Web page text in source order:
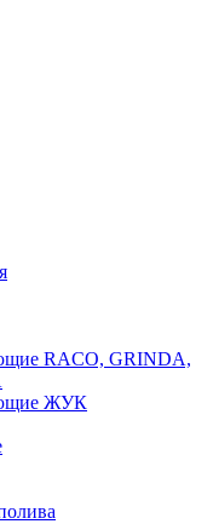
RACO, GRINDA,
ЖУК